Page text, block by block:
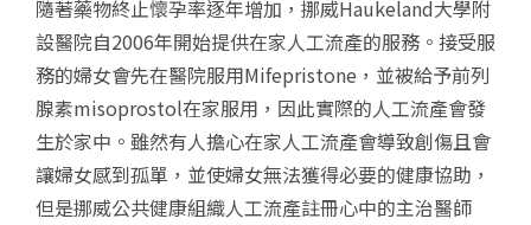
隨著藥物終止懷孕率逐年增加，挪威Haukeland大學附
設醫院自2006年開始提供在家人工流產的服務。接受服
務的婦女會先在醫院服用Mifepristone ，並被給予前列
腺素misoprostol在家服用，因此實際的人工流產會發
生於家中。雖然有人擔心在家人工流產會導致創傷且會
讓婦女感到孤單，並使婦女無法獲得必要的健康協助，
但是挪威公共健康組織人工流產註冊心中的主治醫師